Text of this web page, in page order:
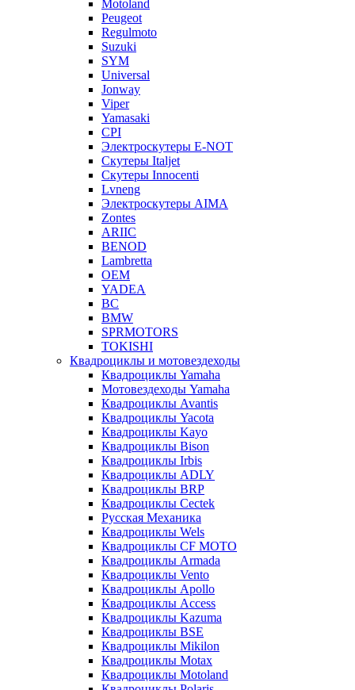
Motoland
Peugeot
Regulmoto
Suzuki
SYM
Universal
Jonway
Viper
Yamasaki
CPI
Электроскутеры E-NOT
Скутеры Italjet
Скутеры Innocenti
Lvneng
Электроскутеры AIMA
Zontes
ARIIC
BENOD
Lambretta
OEM
YADEA
BC
BMW
SPRMOTORS
TOKISHI
Квадроциклы и мотовездеходы
Квадроциклы Yamaha
Мотовездеходы Yamaha
Квадроциклы Avantis
Квадроциклы Yacota
Квадроциклы Kayo
Квадроциклы Bison
Квадроциклы Irbis
Квадроциклы ADLY
Квадроциклы BRP
Квадроциклы Cectek
Русская Механика
Квадроциклы Wels
Квадроциклы CF MOTO
Квадроциклы Armada
Квадроциклы Vento
Квадроциклы Apollo
Квадроциклы Access
Квадроциклы Kazuma
Квадроциклы BSE
Квадроциклы Mikilon
Квадроциклы Motax
Квадроциклы Motoland